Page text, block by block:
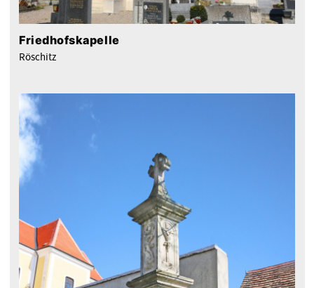
Friedhofskapelle
Röschitz